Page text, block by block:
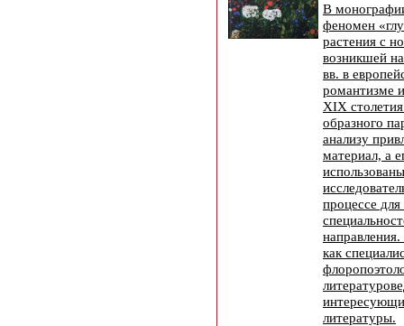
В
феномен
растения с
возникшей
вв. в
романтизме
XIX
образного
анализу
материал, а
процессе для
как
литературы.